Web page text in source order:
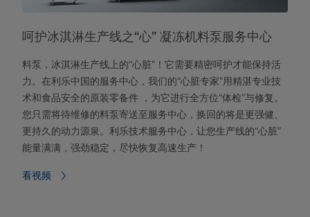
呵护冰淇淋生产线之“心” 凝冻机料泵服务中心
料泵，冰淇淋生产线上的“心脏”！它需要精密呵护才能保持活
力。在利乐中国的服务中心，我们的“心脏专家”用精湛专业技
术和食品安全的原装零备件 ，为它进行全方位“体检”与修复。
您只需将待维修的料泵寄送至服务中心，换回的将是更强健、
更持久的动力源泉。利乐技术服务中心，让您生产线的“心脏”
能量满满，强劲稳定，尽快恢复高速生产！
看视频